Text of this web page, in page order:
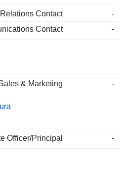
Relations Contact
-
Contact
-
& Marketing -
Officer/Principal -